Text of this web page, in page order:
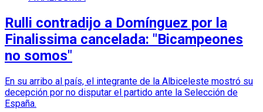
Rulli contradijo a Domínguez por la
Finalissima cancelada: "Bicampeones
no somos"
En su arribo al país, el integrante de la Albiceleste mostró su
decepción por no disputar el partido ante la Selección de
España.